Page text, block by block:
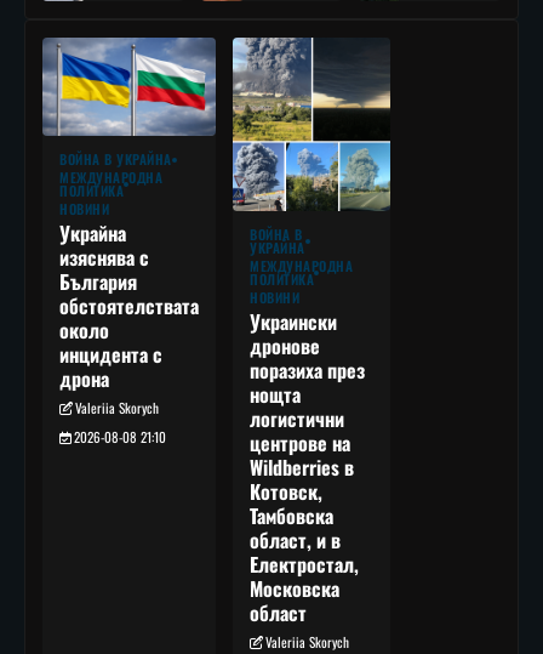
ВОЙНА В УКРАЙНА
МЕЖДУНАРОДНА
ПОЛИТИКА
НОВИНИ
Украйна
изяснява с
България
обстоятелствата
около
инцидента с
дрона
Valeriia Skorych
2026-08-08 21:10
ВОЙНА В
УКРАЙНА
МЕЖДУНАРОДНА
ПОЛИТИКА
НОВИНИ
Украински
дронове
поразиха през
нощта
логистични
центрове на
Wildberries в
Котовск,
Тамбовска
област, и в
Електростал,
Московска
област
Valeriia Skorych